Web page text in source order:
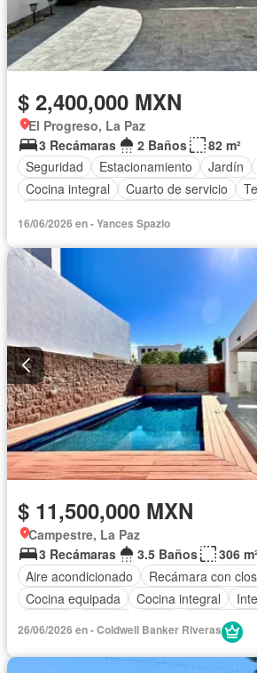
$ 2,400,000 MXN
El Progreso, La Paz
3 Recámaras
2 Baños
82 m²
Seguridad
Estacionamiento Jardín
Cocina integral
Cuarto de servicio
Aire acondicionado
Caseta de vigilancia
Permite mascotas
Permite niños
Completamente amueblado
16/06/2026 en - Yances Spazio
$ 11,500,000 MXN
Campestre, La Paz
3 Recámaras
3.5 Baños
306
Aire acondicionado
Recámara con
Cocina equipada
Cocina integral
26/06/2026 en - Coldwell Banker Riveras